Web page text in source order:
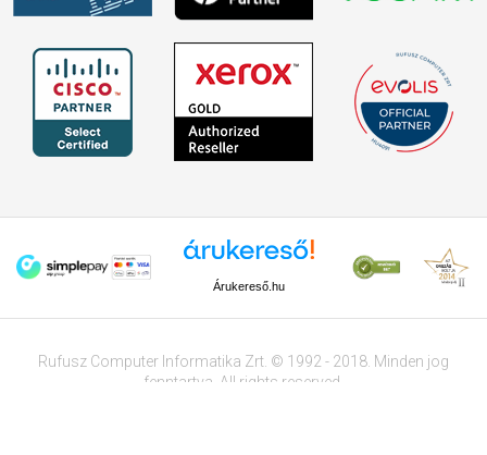
Árukereső.hu
Rufusz Computer Informatika Zrt. © 1992 - 2018. Minden jog
fenntartva. All rights reserved.